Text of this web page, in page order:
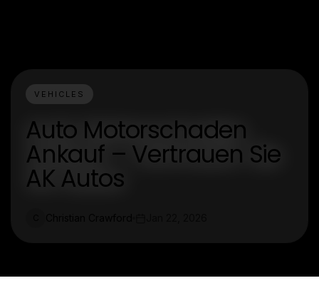
VEHICLES
Auto Motorschaden
Ankauf – Vertrauen Sie
AK Autos